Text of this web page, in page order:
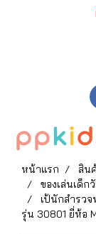
หน้าแรก สิน
ของเล่นเด็ก
เป้นักสำรว
รุ่น 30801 ยี่ห้อ